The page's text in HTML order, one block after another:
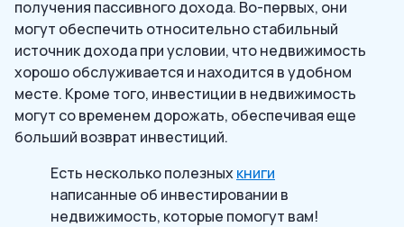
получения пассивного дохода. Во-первых, они
могут обеспечить относительно стабильный
источник дохода при условии, что недвижимость
хорошо обслуживается и находится в удобном
месте. Кроме того, инвестиции в недвижимость
могут со временем дорожать, обеспечивая еще
больший возврат инвестиций.
Есть несколько полезныхкниги
написанные об инвестировании в
недвижимость, которые помогут вам!